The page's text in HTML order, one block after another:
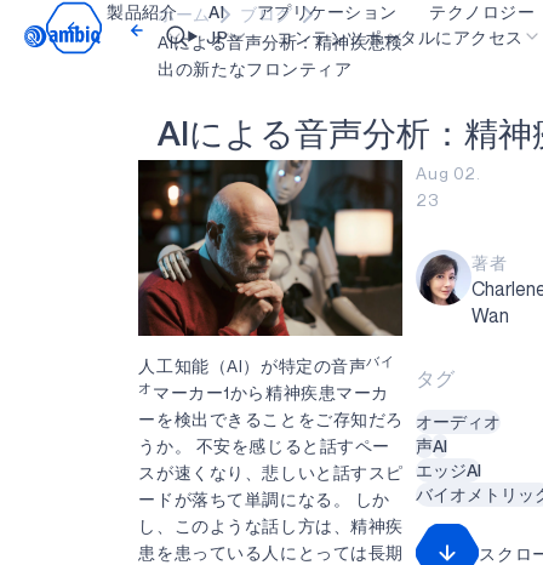
製品紹介 AI アプリケーション
ヘルスケア
インダストリアル・エッジ
スマート・リモコン
スマートホームとビル
スマートカード
ウェアラブル
ゲーミング
ヒアラブル
テクノロジー
blueSPOT
neuralSPOT
secureSPOT
SPOT
JP コンテンツポータルにアクセス
ホーム
ブログ
AIによる音声分析：精神疾患検
出の新たなフロンティア
A に よ る音声分析 ：精神
人工知能（AI）が特定の音声バイ
オ マーカー1から精神疾患マーカ
ーを検出できることをご存知だろ
うか。 不安を感じると話すペー
スが速くなり、悲しいと話すスピ
ードが落ちて単調になる。 しか
し、このような話し方は、精神疾
患を患っている人にとっては長期
Aug 02.
23
著者
Wan
タグ
オーディオ
声AI
エッジAI
バイオメトリッ
スクロ
Video title
OK